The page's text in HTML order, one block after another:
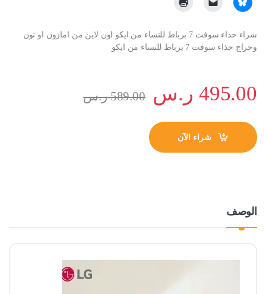
شراء حذاء سوفت 7 برباط للنساء من ايكو اون لاين من امازون او نون
وحراج حذاء سوفت 7 برباط للنساء من ايكو
495.00 ر.س 589.00 ر.س
شراء الآن
الوصف